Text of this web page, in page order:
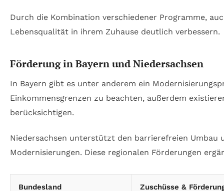
Durch die Kombination verschiedener Programme,
Lebensqualität in ihrem Zuhause deutlich verbessern.
Förderung in Bayern und Niedersachsen
In Bayern gibt es unter anderem ein
Einkommensgrenzen zu beachten, außerdem
berücksichtigen.
Niedersachsen unterstützt den barrierefreien
Modernisierungen. Diese regionalen Förderungen
Bundesland Zuschüsse &